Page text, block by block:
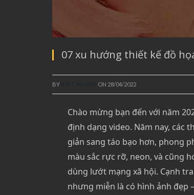
07 xu hướng thiết kế đồ
BY ON 28/04/2022
Chào mừng bạn đến với năm
định dạng video. Năm nay, các
giản sang táo bạo hơn, phong
màu sắc rực rỡ, neon, và cũng
dùng lướt mạng xã hội. Cạnh
nhưng miễn là có hình ảnh đẹp